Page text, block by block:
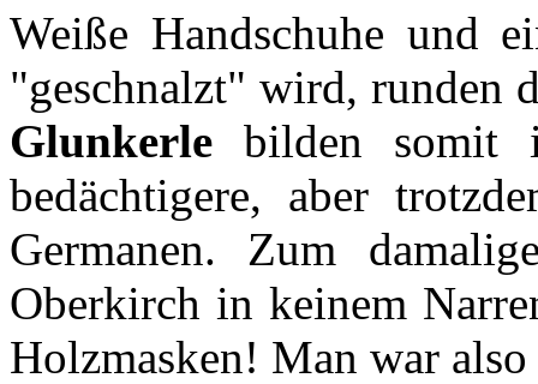
Weiße Handschuhe und
"geschnalzt" wird, runden
Glunkerle bilden somit
bedächtigere, aber
Germanen. Zum
Oberkirch in keinem
Holzmasken! Man war